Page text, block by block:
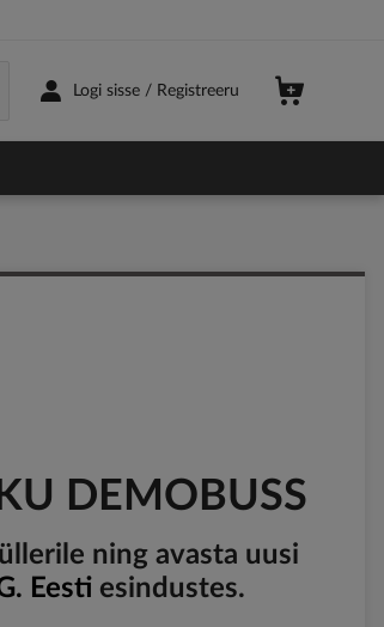
Logi sisse / Registreeru
DEMOBUSS
ning avasta uusi
Eesti esindustes.